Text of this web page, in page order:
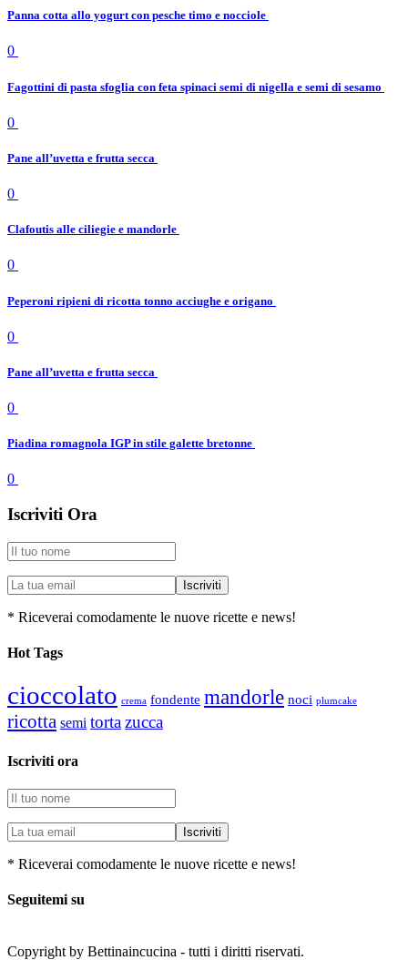
Panna cotta allo yogurt con pesche timo e nocciole
0
Fagottini di pasta sfoglia con feta spinaci semi di nigella e semi di sesamo
0
Pane all’uvetta e frutta secca
0
Clafoutis alle ciliegie e mandorle
0
Peperoni ripieni di ricotta tonno acciughe e origano
0
Pane all’uvetta e frutta secca
0
Piadina romagnola IGP in stile galette bretonne
0
Iscriviti Ora
* Riceverai comodamente le nuove ricette e news!
Hot Tags
cioccolato crema fondente mandorle noci plumcake
ricotta semi tortazucca
Iscriviti ora
* Riceverai comodamente le nuove ricette e news!
Seguitemi su
Copyright by Bettinaincucina - tutti i diritti riservati.